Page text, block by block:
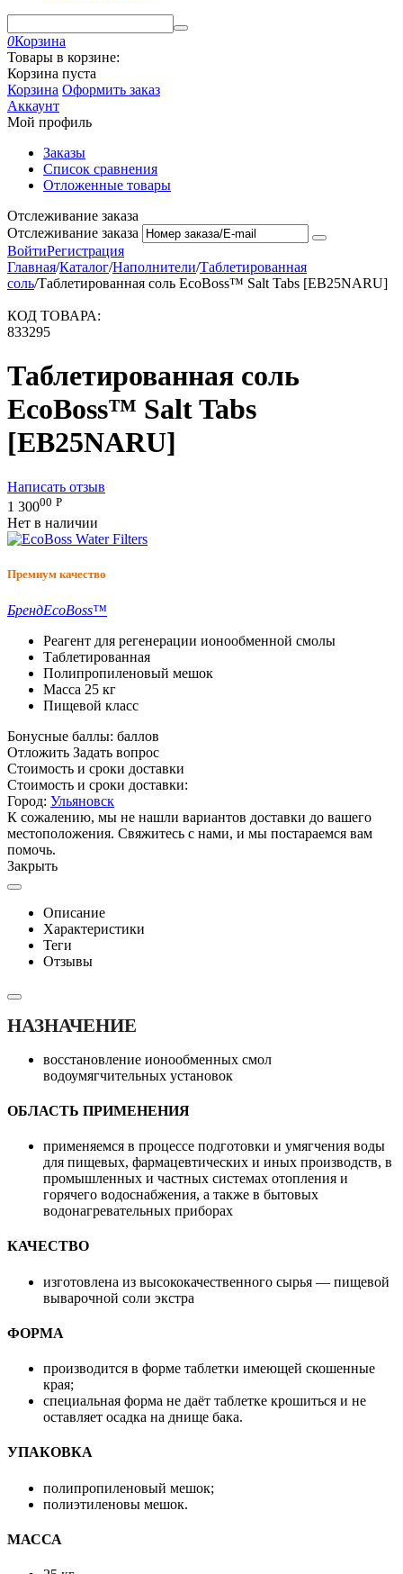
0Корзина
Товары в корзине:
Корзина пуста
Корзина Оформить заказ
Аккаунт
Мой профиль
Заказы
Список сравнения
Отложенные товары
Отслеживание заказа
Отслеживание заказа
ВойтиРегистрация
Главная/Каталог/Наполнители/Таблетированная
соль/Таблетированная соль EcoBoss™ Salt Tabs [EB25NARU]
КОД ТОВАРА:
833295
Таблетированная соль
EcoBoss™ Salt Tabs
[EB25NARU]
Написать отзыв
1 30000 Р
Нет в наличии
Премиум качество
БрендEcoBoss™
Реагент для регенерации ионообменной смолы
Таблетированная
Полипропиленовый мешок
Масса 25 кг
Пищевой класс
Бонусные баллы: баллов
Отложить Задать вопрос
Стоимость и сроки доставки
Стоимость и сроки доставки:
Город: Ульяновск
К сожалению, мы не нашли вариантов доставки до вашего
местоположения. Свяжитесь с нами, и мы постараемся вам
помочь.
Закрыть
Описание
Характеристики
Теги
Отзывы
НАЗНАЧЕНИЕ
восстановление ионообменных смол
водоумягчительных установок
ОБЛАСТЬ ПРИМЕНЕНИЯ
применяемся в процессе подготовки и умягчения воды
для пищевых, фармацевтических и иных производств, в
промышленных и частных системах отопления и
горячего водоснабжения, а также в бытовых
водонагревательных приборах
КАЧЕСТВО
изготовлена из высококачественного сырья — пищевой
выварочной соли экстра
ФОРМА
производится в форме таблетки имеющей скошенные
края;
специальная форма не даёт таблетке крошиться и не
оставляет осадка на днище бака.
УПАКОВКА
полипропиленовый мешок;
полиэтиленовы мешок.
МАССА